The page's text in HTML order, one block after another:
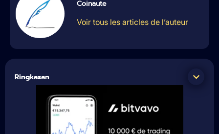
Coinaute
Voir tous les articles de l’auteur
Ringkasan